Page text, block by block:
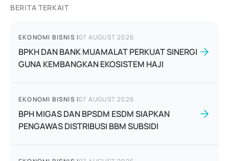
BERITA TERKAIT
EKONOMI BISNIS |07 AUGUST 2026
BPKH DAN BANK MUAMALAT PERKUAT SINERGI
GUNA KEMBANGKAN EKOSISTEM HAJI
EKONOMI BISNIS |07 AUGUST 2026
BPH MIGAS DAN BPSDM ESDM SIAPKAN
PENGAWAS DISTRIBUSI BBM SUBSIDI